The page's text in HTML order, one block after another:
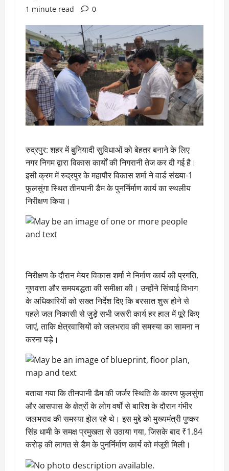
1 minute read
0
रुद्रपुर: शहर में बुनियादी सुविधाओं को बेहतर बनाने के लिए
नगर निगम द्वारा विकास कार्यों की निगरानी तेज कर दी गई है।
इसी क्रम में रुद्रपुर के महापौर विकास शर्मा ने वार्ड संख्या-1
फुलसुंगा स्थित तीनपानी डैम के पुनर्निर्माण कार्य का स्थलीय
निरीक्षण किया।
निरीक्षण के दौरान मेयर विकास शर्मा ने निर्माण कार्य की प्रगति,
गुणवत्ता और समयबद्धता की समीक्षा की। उन्होंने सिंचाई विभाग
के अधिकारियों को सख्त निर्देश दिए कि बरसात शुरू होने से
पहले जल निकासी से जुड़े सभी जरूरी कार्य हर हाल में पूरे किए
जाएं, ताकि क्षेत्रवासियों को जलभराव की समस्या का सामना न
करना पड़े।
बताया गया कि तीनपानी डैम की जर्जर स्थिति के कारण फुलसुंगा
और आसपास के क्षेत्रों के लोग वर्षों से बारिश के दौरान गंभीर
जलभराव की समस्या झेल रहे थे। इस मुद्दे को मुख्यमंत्री पुष्कर
सिंह धामी के समक्ष प्रमुखता से उठाया गया, जिसके बाद ₹1.84
करोड़ की लागत से डैम के पुनर्निर्माण कार्य को मंजूरी मिली।